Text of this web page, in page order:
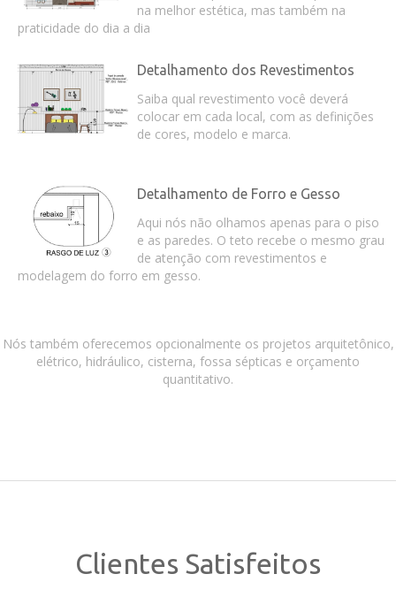
na melhor estética, mas também na
praticidade do dia a dia
Detalhamento dos Revestimentos
Saiba qual revestimento você deverá
colocar em cada local, com as definições
de cores, modelo e marca.
Detalhamento de Forro e Gesso
Aqui nós não olhamos apenas para o piso
e as paredes. O teto recebe o mesmo grau
de atenção com revestimentos e
modelagem do forro em gesso.
Nós também oferecemos opcionalmente os projetos arquitetônico,
elétrico, hidráulico, cisterna, fossa sépticas e orçamento
quantitativo.
Clientes Satisfeitos